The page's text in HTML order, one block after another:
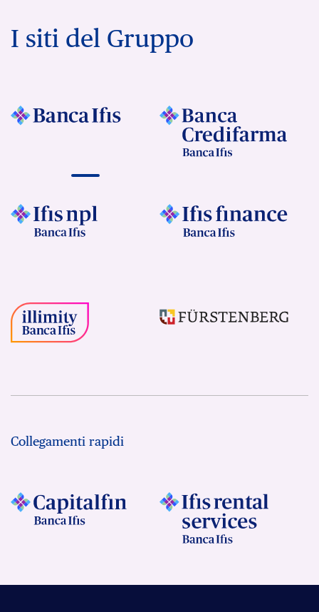
I siti del Gruppo
Collegamenti rapidi